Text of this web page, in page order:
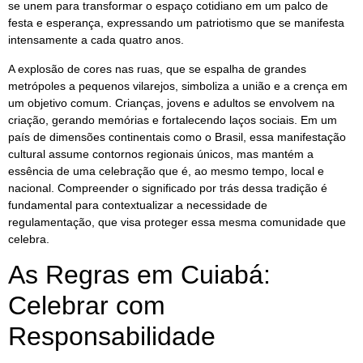
se unem para transformar o espaço cotidiano em um palco de
festa e esperança, expressando um patriotismo que se manifesta
intensamente a cada quatro anos.
A explosão de cores nas ruas, que se espalha de grandes
metrópoles a pequenos vilarejos, simboliza a união e a crença em
um objetivo comum. Crianças, jovens e adultos se envolvem na
criação, gerando memórias e fortalecendo laços sociais. Em um
país de dimensões continentais como o Brasil, essa manifestação
cultural assume contornos regionais únicos, mas mantém a
essência de uma celebração que é, ao mesmo tempo, local e
nacional. Compreender o significado por trás dessa tradição é
fundamental para contextualizar a necessidade de
regulamentação, que visa proteger essa mesma comunidade que
celebra.
As Regras em Cuiabá:
Celebrar com
Responsabilidade